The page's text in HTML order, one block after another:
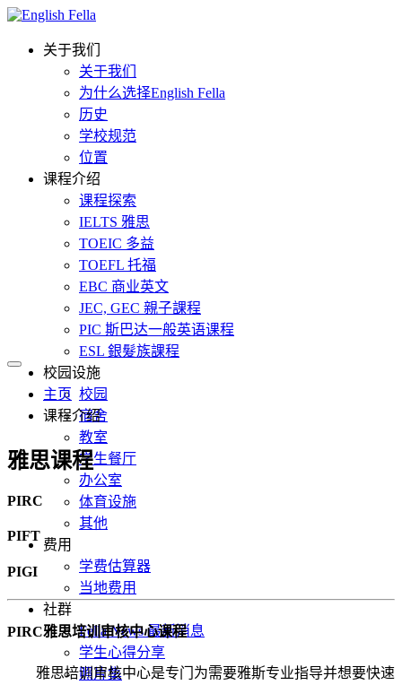
关于我们
关于我们
为什么选择English Fella
历史
学校规范
位置
课程介绍
课程探索
IELTS 雅思
TOEIC 多益
TOEFL 托福
EBC 商业英文
JEC, GEC 親子課程
PIC 斯巴达一般英语课程
ESL 銀髮族課程
校园设施
校园
宿舍
教室
学生餐厅
办公室
体育设施
其他
费用
学费估算器
当地费用
社群
Fella News 最新消息
学生心得分享
照片集
主页
课程介绍
雅思课程
PIRC
PIFT
PIGI
PIRC雅思培训审核中心课程
雅思培训审核中心是专门为需要雅斯专业指导并想要快速